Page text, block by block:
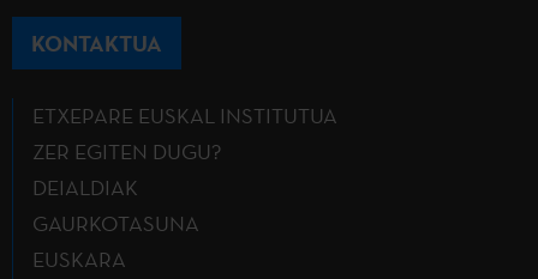
KONTAKTUA
ETXEPARE EUSKAL INSTITUTUA
ZER EGITEN DUGU?
DEIALDIAK
GAURKOTASUNA
EUSKARA